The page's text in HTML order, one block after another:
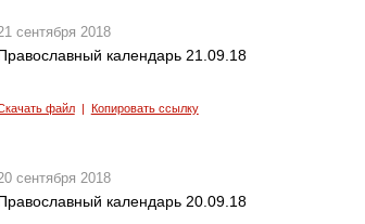
сентября 2018
календарь 21.09.18
файл| Копировать ссылку
сентября 2018
календарь 20.09.18